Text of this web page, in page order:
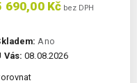
690,00 Kč bez DPH
Ano
Vás: 08.08.2026